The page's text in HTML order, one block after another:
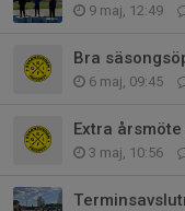
9 maj, 12:49
Bra
6 maj, 09:45
Extra
3 maj, 10:56